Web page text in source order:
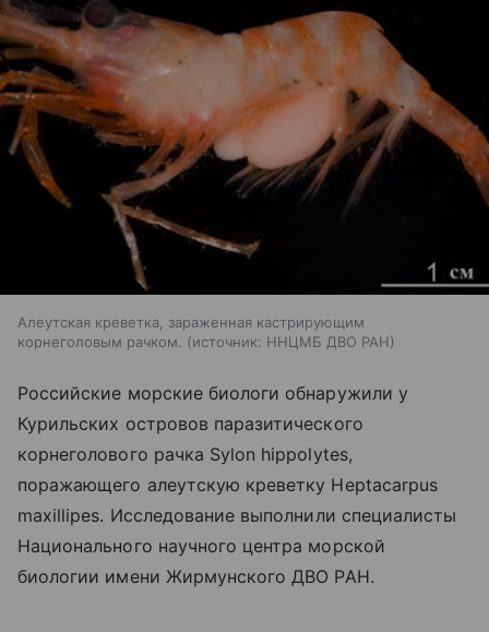
Алеутская креветка, зараженная кастрирующим
корнеголовым рачком.
источник: ННЦМБ ДВО РАН
Российские морские биологи обнаружили у
Курильских островов паразитического
корнеголового рачка Sylon hippolytes,
поражающего алеутскую креветку Heptacarpus
maxillipes. Исследование выполнили специалисты
Национального научного центра морской
биологии имени Жирмунского ДВО РАН.